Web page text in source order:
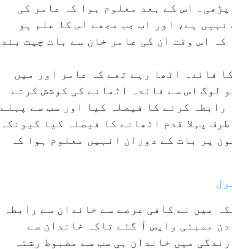
اس کے بعد معلوم ہوا کہ عامر کی
ہے، اور اب جب مجھے اس کا علم ہو
اس وقت ان کی عامر خان سے بات چیت بند
فائدہ اٹھا رہے تھے کہ عامر اور میں
لوگ اس سے فائدہ اٹھانے کی کوشش کرتے
رابطہ کرنے کا فیصلہ کیا اور سب سے پہلے
پہلا قدم اٹھانے کا فیصلہ کیا کیونکہ
پر بات کے دوران انہیں معلوم ہوا کہ
میں نے کافی عرصے سے خاندان سے رابطہ
ممبئی واپس آ گئے تاکہ خاندان سے
میں خاندان ہی سب سے مضبوط رشتہ